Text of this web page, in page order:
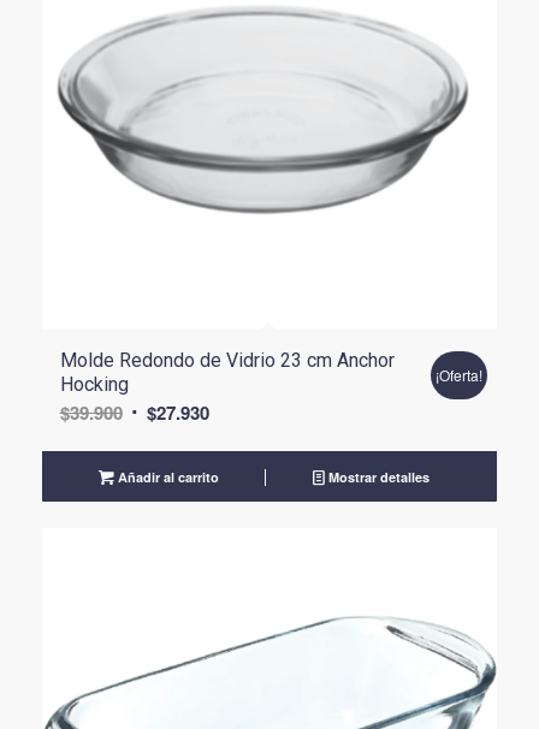
Molde Redondo de Vidrio 23 cm Anchor
Hocking
$39.900 El
original
era:
$27.930El
actual
es:
¡Oferta!
Añadir al carrito Mostrar detalles